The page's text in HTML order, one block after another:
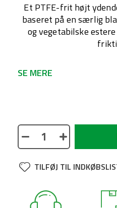
Et PTFE-frit højt
baseret på en særlig
og vegetabilske
SE MERE
TILFØJ TIL